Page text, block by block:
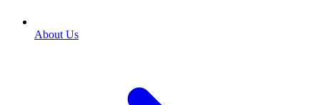
About Us